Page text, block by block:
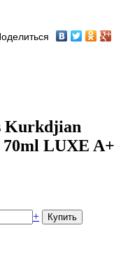
Kurkdjian
70ml LUXE A+
+